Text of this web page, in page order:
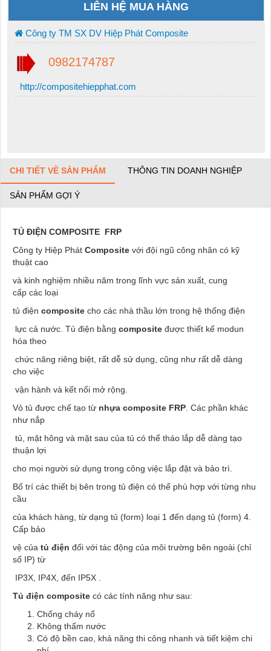
LIÊN HỆ MUA HÀNG
Công ty TM SX DV Hiệp Phát Composite
0982174787
http://compositehiepphat.com
CHI TIẾT VỀ SẢN PHẨM THÔNG TIN DOANH NGHIỆP
SẢN PHẨM GỢI Ý
TỦ ĐIỆN COMPOSITE FRP
Công ty Hiệp Phát Composite với đội ngũ công nhân có kỹ
thuật cao
và kinh nghiệm nhiều năm trong lĩnh vực sản xuất, cung
cấp các loại
tủ điện composite cho các nhà thầu lớn trong hệ thống điện
lực cả nước. Tủ điện bằng composite được thiết kế modun
hóa theo
chức năng riêng biệt, rất dễ sử dụng, cũng như rất dễ dàng
cho việc
vận hành và kết nối mở rộng.
Vỏ tủ được chế tạo từ nhựa composite FRP. Các phần khác
như nắp
tủ, mặt hông và mặt sau của tủ có thể tháo lắp dễ dàng tạo
thuận lợi
cho mọi người sử dụng trong công việc lắp đặt và bảo trì.
Bố trí các thiết bị bên trong tủ điện có thể phù hợp với từng nhu
cầu
của khách hàng, từ dạng tủ (form) loại 1 đến dạng tủ (form) 4.
Cấp bảo
vệ của tủ điện đối với tác động của môi trường bên ngoài (chỉ
số IP) từ
IP3X, IP4X, đến IP5X .
Tủ điện composite có các tính năng như sau:
Chống cháy nổ
Không thấm nước
Có độ bền cao, khả năng thi công nhanh và tiết kiệm chi